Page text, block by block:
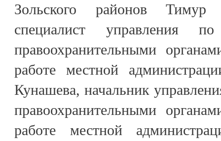
Зольского районов Тимур
специалист управления
правоохранительными
работе местной
Кунашева, начальник
правоохранительными
работе местной